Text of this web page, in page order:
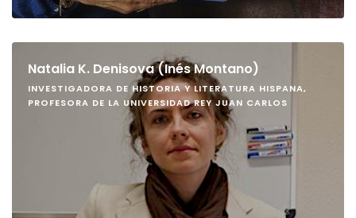
Natalia K. Denisova (Inés Montano)
INVESTIGADORA DE HISTORIA Y LITERATURA HISPANA,
PROFESORA DE LA UNIVERSIDAD REY JUAN CARLOS